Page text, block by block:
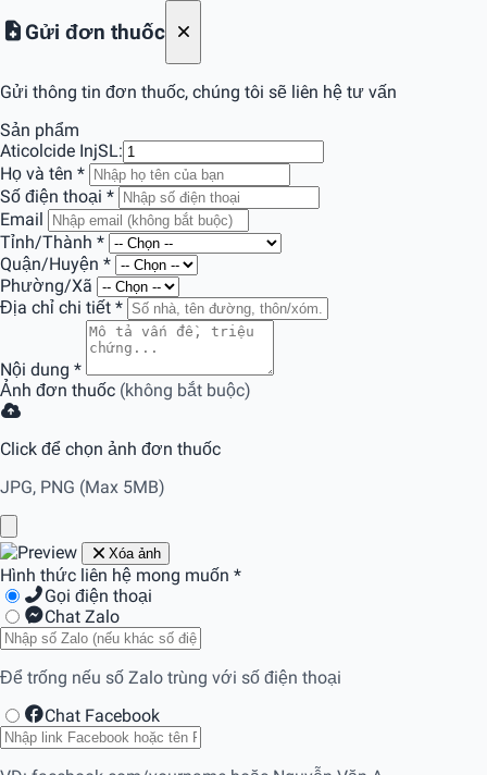
Gửi đơn thuốc
Gửi thông tin đơn thuốc, chúng tôi sẽ liên hệ tư vấn
Sản phẩm
Aticolcide InjSL:
Họ và tên *
Số điện thoại *
Email
Tỉnh/Thành *
Quận/Huyện *
Phường/Xã
Địa chỉ chi tiết *
Nội dung *
Ảnh đơn thuốc (không bắt buộc)
Click để chọn ảnh đơn thuốc
JPG, PNG (Max 5MB)
Xóa ảnh
Hình thức liên hệ mong muốn *
Gọi điện thoại
Chat Zalo
Để trống nếu số Zalo trùng với số điện thoại
Chat Facebook